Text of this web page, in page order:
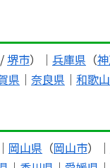
/ 堺市）｜ 兵庫県 （
県 ｜ 奈良県 ｜ 和歌
｜ 岡山県 （岡山市）｜